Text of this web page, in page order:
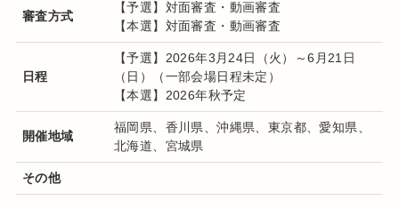
審査方式
【予選】対面審査・動画審査
【本選】対面審査・動画審査
日程
【予選】2026年3月24日（火）～6月21日
（日）（一部会場日程未定）
【本選】2026年秋予定
開催地域
福岡県、香川県、沖縄県、東京都、愛知県、
北海道、宮城県
その他